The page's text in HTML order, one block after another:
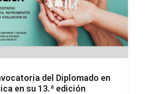
del Diplomado en
en su 13.ª edición